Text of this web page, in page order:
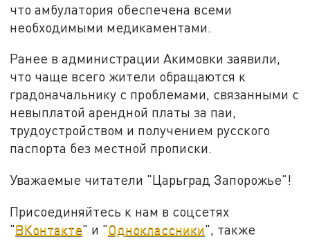
что амбулатория обеспечена всеми
необходимыми медикаментами.
Ранее в администрации Акимовки заявили,
что чаще всего жители обращаются к
градоначальнику с проблемами, связанными с
невыплатой арендной платы за паи,
трудоустройством и получением русского
паспорта без местной прописки.
Уважаемые читатели "Царьград Запорожье"!
Присоединяйтесь к нам в соцсетях
"ВКонтакте" и "Одноклассники", также